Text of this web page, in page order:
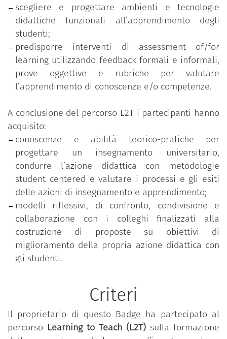
scegliere e progettare ambienti e tecnologie
didattiche funzionali all’apprendimento degli
studenti;
predisporre interventi di assessment of/for
learning utilizzando feedback formali e informali,
prove oggettive e rubriche per valutare
l’apprendimento di conoscenze e/o competenze.
A conclusione del percorso L2T i partecipanti hanno
acquisito:
conoscenze e abilità teorico-pratiche per
progettare un insegnamento universitario,
condurre l’azione didattica con metodologie
student centered e valutare i processi e gli esiti
delle azioni di insegnamento e apprendimento;
modelli riflessivi, di confronto, condivisione e
collaborazione con i colleghi finalizzati alla
costruzione di proposte su obiettivi di
miglioramento della propria azione didattica con
gli studenti.
Criteri
Il proprietario di questo Badge ha partecipato al
percorso Learning to Teach (L2T) sulla formazione